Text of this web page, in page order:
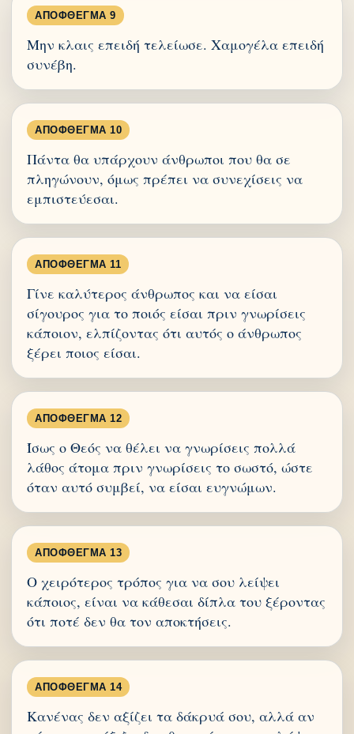
ΑΠΌΦΘΕΓΜΑ 9
Μην κλαις επειδή τελείωσε. Χαμογέλα επειδή
συνέβη.
ΑΠΌΦΘΕΓΜΑ 10
Πάντα θα υπάρχουν άνθρωποι που θα σε
πληγώνουν, όμως πρέπει να συνεχίσεις να
εμπιστεύεσαι.
ΑΠΌΦΘΕΓΜΑ 11
Γίνε καλύτερος άνθρωπος και να είσαι
σίγουρος για το ποιός είσαι πριν γνωρίσεις
κάποιον, ελπίζοντας ότι αυτός ο άνθρωπος
ξέρει ποιος είσαι.
ΑΠΌΦΘΕΓΜΑ 12
Ίσως ο Θεός να θέλει να γνωρίσεις πολλά
λάθος άτομα πριν γνωρίσεις το σωστό, ώστε
όταν αυτό συμβεί, να είσαι ευγνώμων.
ΑΠΌΦΘΕΓΜΑ 13
Ο χειρότερος τρόπος για να σου λείψει
κάποιος, είναι να κάθεσαι δίπλα του ξέροντας
ότι ποτέ δεν θα τον αποκτήσεις.
ΑΠΌΦΘΕΓΜΑ 14
Κανένας δεν αξίζει τα δάκρυά σου, αλλά αν